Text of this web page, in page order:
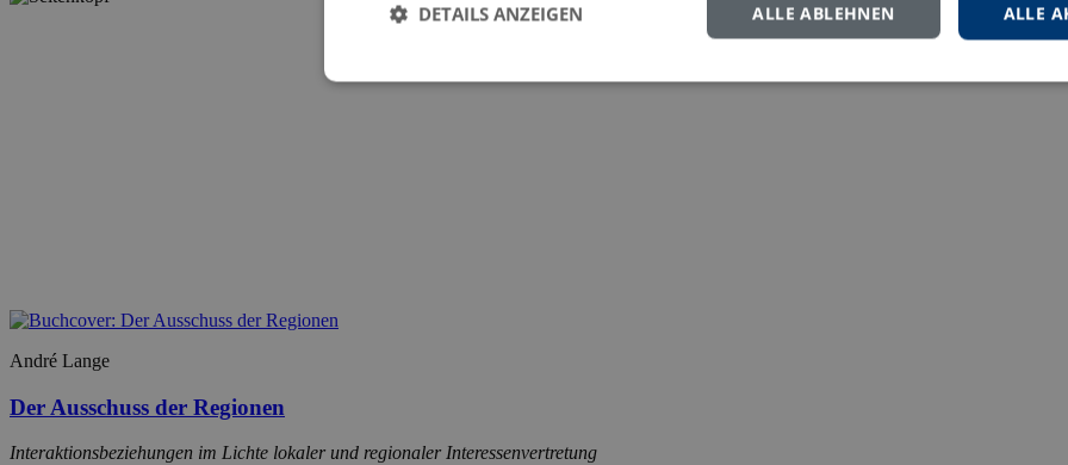
André Lange
Der Ausschuss der Regionen
Interaktionsbeziehungen im Lichte lokaler und regionaler Interessenvertretung
ALLE
ALLE ABLEHNEN
DETAILS ANZEIGEN